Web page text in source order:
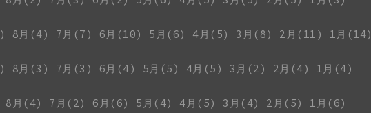
8月(4) 7月(7) 6月(10) 5月(6) 4月(5) 3月(8) 2月(11)
1月(14)
8月(3) 7月(3) 6月(4) 5月(5) 4月(5) 3月(2) 2月(4)
1月(4)
8月(4) 7月(2) 6月(6) 5月(4) 4月(5) 3月(4) 2月(5)
1月(6)